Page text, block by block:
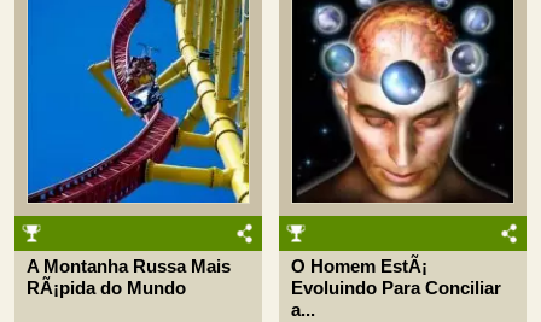
A Montanha Russa Mais
RÃ¡pida do Mundo
O Homem EstÃ¡
Evoluindo Para Conciliar
a...